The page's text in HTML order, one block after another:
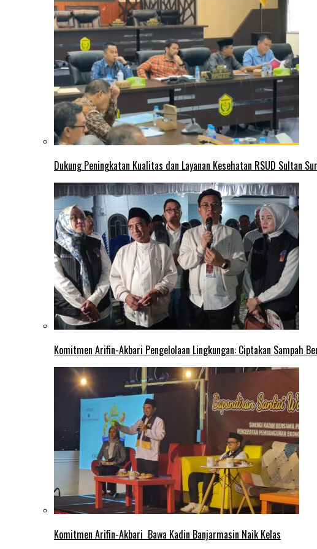
Dukung Peningkatan Kualitas dan Layanan Kesehatan RSUD Sultan
Komitmen Arifin-Akbari Pengelolaan Lingkungan: Ciptakan Sampah
Komitmen Arifin-Akbari Bawa Kadin Banjarmasin Naik Kelas